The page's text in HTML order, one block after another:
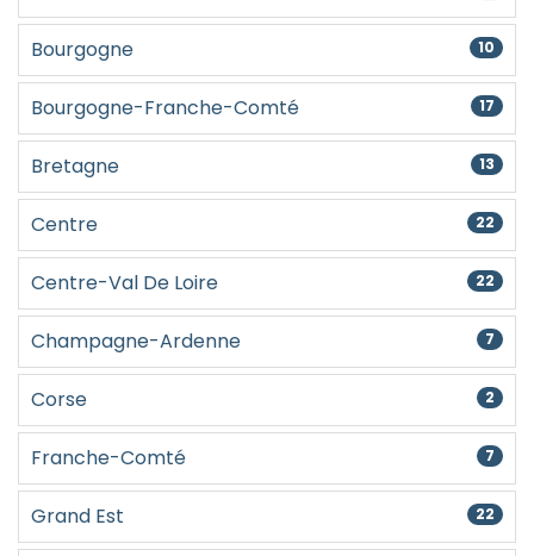
Bourgogne 10
Bourgogne-Franche-Comté 17
Bretagne 13
Centre 22
Centre-Val De Loire 22
Champagne-Ardenne 7
Corse 2
Franche-Comté 7
Grand Est 22